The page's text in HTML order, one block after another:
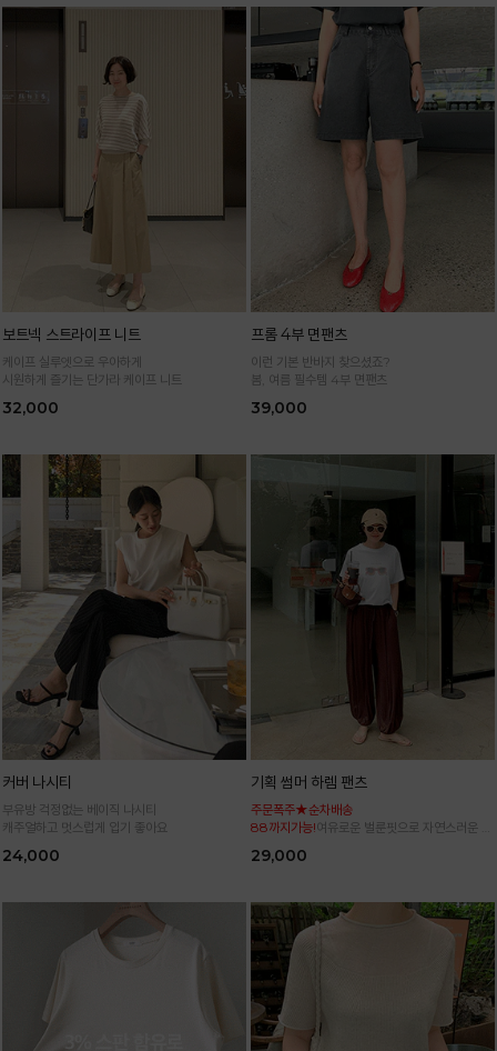
보트넥 스트라이프 니트
케이프 실루엣으로 우아하게
시원하게 즐기는 단가라 케이프 니트
32,000
프롬 4부 면팬츠
이런 기본 반바지 찾으셨죠?
봄, 여름 필수템 4부 면팬츠
39,000
커버 나시티
부유방 걱정없는 베이직 나시티
캐주얼하고 멋스럽게 입기 좋아요
24,000
기획 썸머 하렘 팬츠
주문폭주★순차배송
88까지가능!여유로운 벌룬핏으로 자연스러운 체
29,000